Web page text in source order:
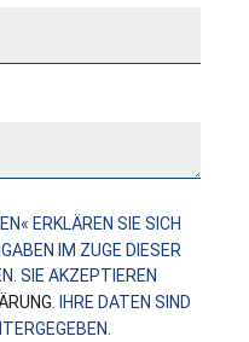
ERKLÄREN SIE SICH
IM ZUGE DIESER
SIE AKZEPTIEREN
. IHRE DATEN SIND